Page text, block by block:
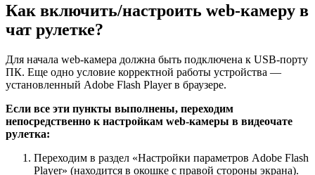
Как включить/настроить web-камеру в
чат рулетке?
Для начала web-камера должна быть подключена к USB-порту
ПК. Еще одно условие корректной работы устройства —
установленный Adobe Flash Player в браузере.
Если все эти пункты выполнены, переходим
непосредственно к настройкам web-камеры в видеочате
рулетка:
Переходим в раздел «Настройки параметров Adobe Flash
Player» (находится в окошке с правой стороны экрана).